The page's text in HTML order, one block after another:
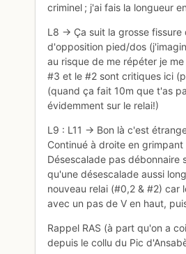
criminel ; j'ai fais la longueur
L8 -> Ça suit la grosse
d'opposition pied/dos
au risque de me répéter je
#3 et le #2 sont critiques ici
(quand ça fait 10m que t'as
évidemment sur le relai!)
L9 : L11 -> Bon là c'est
Continué à droite en
Désescalade pas débonnaire
qu'une désescalade aussi
nouveau relai (#0,2 & #2) car
avec un pas de V en haut,
Rappel RAS (à part qu'on a
depuis le collu du Pic